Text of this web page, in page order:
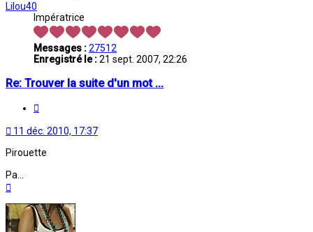
Lilou40
Impératrice
Messages :27512
Enregistré le :21 sept. 2007, 22:26
Re: Trouver la suite d'un mot ...
11 déc. 2010, 17:37
Pirouette
Pa...